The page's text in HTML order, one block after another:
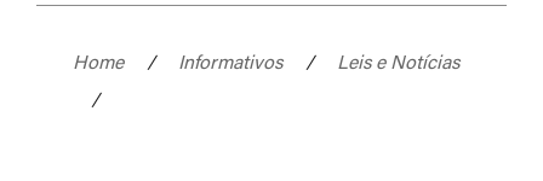
Home / Informativos /
Leis e Notícias
/